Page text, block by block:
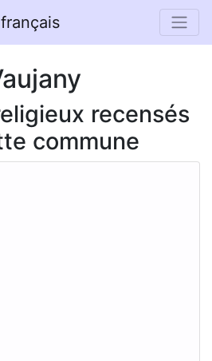
recensés
commune